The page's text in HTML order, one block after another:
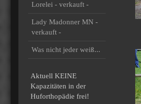
Lorelei - verkauft -
Lady Madonner MN -
verkauft -
Was nicht jeder weiß...
Aktuell KEINE
Kapazitäten in der
Huforthopädie frei!